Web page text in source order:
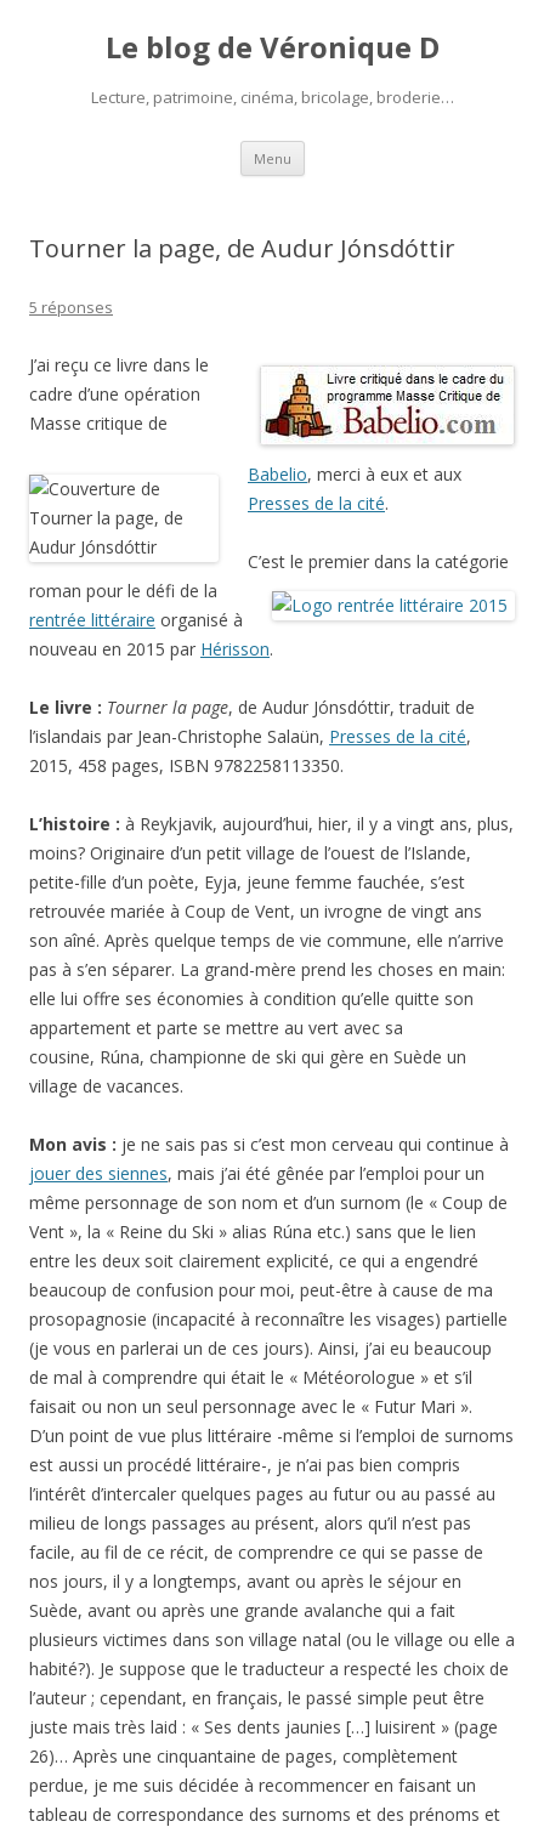
Le blog de Véronique D
Lecture, patrimoine, cinéma, bricolage, broderie…
Menu Aller
contenu
Tourner la page, de Audur Jónsdóttir
5 réponses
J’ai reçu ce livre dans le
cadre d’une opération
Masse critique de
Babelio, merci à eux et aux
Presses de la cité.
C’est le premier dans la catégorie
roman pour le défi de la
rentrée littéraire organisé à
nouveau en 2015 par Hérisson.
Le livre : Tourner la page, de Audur Jónsdóttir, traduit de
l’islandais par Jean-Christophe Salaün, Presses de la cité,
2015, 458 pages, ISBN 9782258113350.
L’histoire : à Reykjavik, aujourd’hui, hier, il y a vingt ans, plus,
moins? Originaire d’un petit village de l’ouest de l’Islande,
petite-fille d’un poète, Eyja, jeune femme fauchée, s’est
retrouvée mariée à Coup de Vent, un ivrogne de vingt ans
son aîné. Après quelque temps de vie commune, elle n’arrive
pas à s’en séparer. La grand-mère prend les choses en main:
elle lui offre ses économies à condition qu’elle quitte son
appartement et parte se mettre au vert avec sa
cousine, Rúna, championne de ski qui gère en Suède un
village de vacances.
Mon avis : je ne sais pas si c’est mon cerveau qui continue à
jouer des siennes, mais j’ai été gênée par l’emploi pour un
même personnage de son nom et d’un surnom (le « Coup de
Vent », la « Reine du Ski » alias Rúna etc.) sans que le lien
entre les deux soit clairement explicité, ce qui a engendré
beaucoup de confusion pour moi, peut-être à cause de ma
prosopagnosie (incapacité à reconnaître les visages) partielle
(je vous en parlerai un de ces jours). Ainsi, j’ai eu beaucoup
de mal à comprendre qui était le « Météorologue » et s’il
faisait ou non un seul personnage avec le « Futur Mari ».
D’un point de vue plus littéraire -même si l’emploi de surnoms
est aussi un procédé littéraire-, je n’ai pas bien compris
l’intérêt d’intercaler quelques pages au futur ou au passé au
milieu de longs passages au présent, alors qu’il n’est pas
facile, au fil de ce récit, de comprendre ce qui se passe de
nos jours, il y a longtemps, avant ou après le séjour en
Suède, avant ou après une grande avalanche qui a fait
plusieurs victimes dans son village natal (ou le village ou elle a
habité?). Je suppose que le traducteur a respecté les choix de
l’auteur ; cependant, en français, le passé simple peut être
juste mais très laid : « Ses dents jaunies […] luisirent » (page
26)… Après une cinquantaine de pages, complètement
perdue, je me suis décidée à recommencer en faisant un
tableau de correspondance des surnoms et des prénoms et